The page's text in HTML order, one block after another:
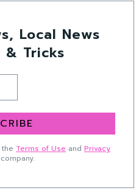
Local News
& Tricks
Terms of Use and Privacy